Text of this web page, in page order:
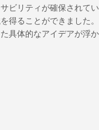
ビリティが確保されてい
得ることができました。
具体的なアイデアが浮か